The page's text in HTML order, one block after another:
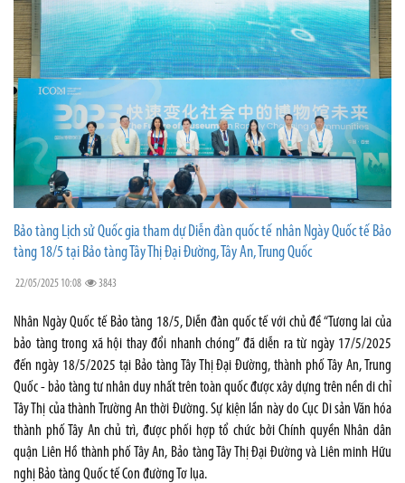
Bảo tàng Lịch sử Quốc gia tham dự Diễn đàn quốc tế nhân Ngày Quốc tế Bảo
tàng 18/5 tại Bảo tàng Tây Thị Đại Đường, Tây An, Trung Quốc
22/05/2025 10:08 3843
Nhân Ngày Quốc tế Bảo tàng 18/5, Diễn đàn quốc tế với chủ đề “Tương lai của
bảo tàng trong xã hội thay đổi nhanh chóng” đã diễn ra từ ngày 17/5/2025
đến ngày 18/5/2025 tại Bảo tàng Tây Thị Đại Đường, thành phố Tây An, Trung
Quốc - bảo tàng tư nhân duy nhất trên toàn quốc được xây dựng trên nền di chỉ
Tây Thị của thành Trường An thời Đường. Sự kiện lần này do Cục Di sản Văn hóa
thành phố Tây An chủ trì, được phối hợp tổ chức bởi Chính quyền Nhân dân
quận Liên Hồ thành phố Tây An, Bảo tàng Tây Thị Đại Đường và Liên minh Hữu
nghị Bảo tàng Quốc tế Con đường Tơ lụa.